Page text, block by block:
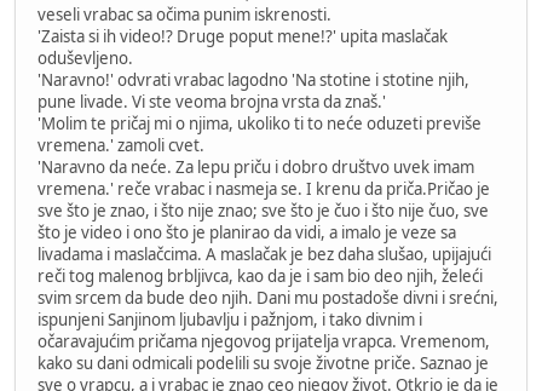
veseli vrabac sa očima punim iskrenosti.
'Zaista si ih video!? Druge poput mene!?' upita maslačak
oduševljeno.
'Naravno!' odvrati vrabac lagodno 'Na stotine i stotine njih,
pune livade. Vi ste veoma brojna vrsta da znaš.'
'Molim te pričaj mi o njima, ukoliko ti to neće oduzeti previše
vremena.' zamoli cvet.
'Naravno da neće. Za lepu priču i dobro društvo uvek imam
vremena.' reče vrabac i nasmeja se. I krenu da priča.Pričao je
sve što je znao, i što nije znao; sve što je čuo i što nije čuo, sve
što je video i ono što je planirao da vidi, a imalo je veze sa
livadama i maslačcima. A maslačak je bez daha slušao, upijajući
reči tog malenog brbljivca, kao da je i sam bio deo njih, želeći
svim srcem da bude deo njih. Dani mu postadoše divni i srećni,
ispunjeni Sanjinom ljubavlju i pažnjom, i tako divnim i
očaravajućim pričama njegovog prijatelja vrapca. Vremenom,
kako su dani odmicali podelili su svoje životne priče. Saznao je
sve o vrapcu, a i vrabac je znao ceo njegov život. Otkrio je da je